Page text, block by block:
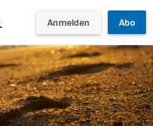
Anmelden Abo